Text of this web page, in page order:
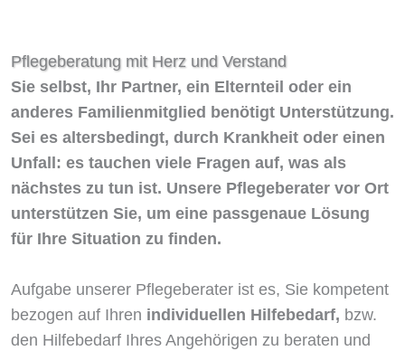
Pflegeberatung mit Herz und Verstand
Sie selbst, Ihr Partner, ein Elternteil oder ein
anderes Familienmitglied benötigt Unterstützung.
Sei es altersbedingt, durch Krankheit oder einen
Unfall: es tauchen viele Fragen auf, was als
nächstes zu tun ist. Unsere Pflegeberater vor Ort
unterstützen Sie, um eine passgenaue Lösung
für Ihre Situation zu finden.
Aufgabe unserer Pflegeberater ist es, Sie kompetent
bezogen auf Ihren individuellen Hilfebedarf, bzw.
den Hilfebedarf Ihres Angehörigen zu beraten und